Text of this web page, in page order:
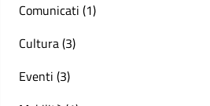
Comunicati (1)
Cultura (3)
Eventi (3)